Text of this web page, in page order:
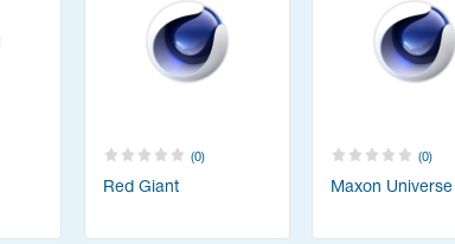
(0)
Red Giant
(0)
Maxon Universe